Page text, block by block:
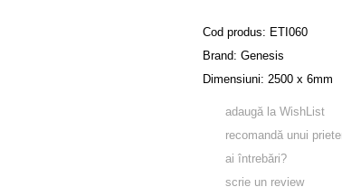
Cod produs: ETI060
Brand: Genesis
Dimensiuni: 2500 x 6mm
adaugă la WishList
recomandă unui
ai întrebări?
scrie un review